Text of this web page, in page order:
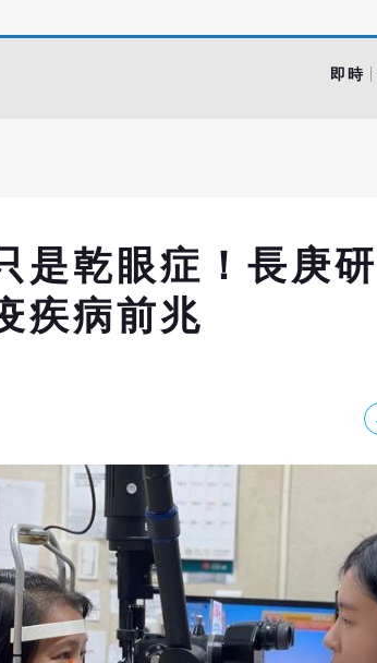
即時
是乾眼症！長庚研
疾病前兆